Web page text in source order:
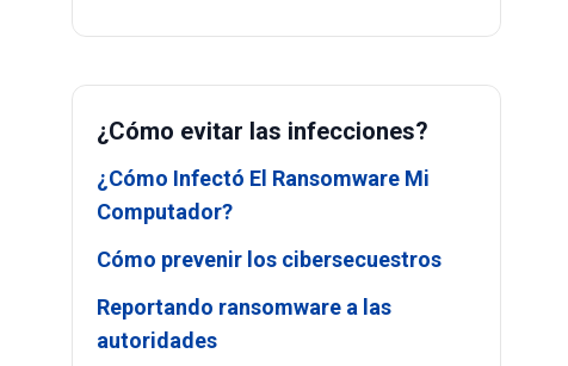
¿Cómo evitar las infecciones?
¿Cómo Infectó El Ransomware Mi
Computador?
Cómo prevenir los cibersecuestros
Reportando ransomware a las
autoridades